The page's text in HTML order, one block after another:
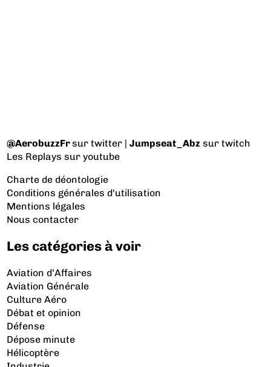
@AerobuzzFrsur twitter |Jumpseat_Abz sur twitch
Les Replays sur youtube
Charte de déontologie
Conditions générales d'utilisation
Mentions légales
Nous contacter
Les catégories à voir
Aviation d’Affaires
Aviation Générale
Culture Aéro
Débat et opinion
Défense
Dépose minute
Hélicoptère